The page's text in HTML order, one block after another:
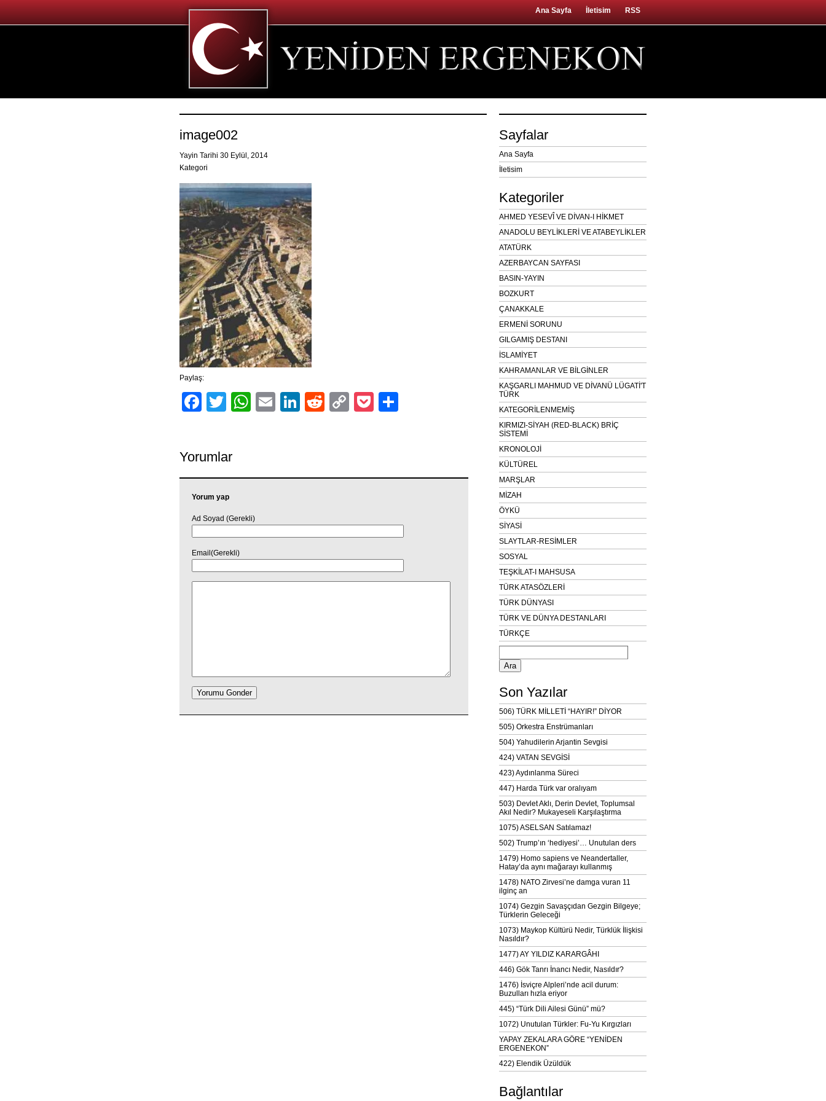
Ana Sayfa İletisim RSS
image002
Yayin Tarihi 30 Eylül, 2014
Kategori
Paylaş:
Facebook
TwitterWhatsApp
EmailLinkedIn
RedditCopyPocket
Yorumlar
Yorum yap
Ad Soyad (Gerekli)
Email(Gerekli)
Sayfalar
Ana Sayfa
İletisim
Kategoriler
AHMED YESEVÎ VE DİVAN-I HİKMET
ANADOLU BEYLİKLERİ VE ATABEYLİKLER
ATATÜRK
AZERBAYCAN SAYFASI
BASIN-YAYIN
BOZKURT
ÇANAKKALE
ERMENİ SORUNU
GILGAMIŞ DESTANI
İSLAMİYET
KAHRAMANLAR VE BİLGİNLER
KAŞGARLI MAHMUD VE DİVANÜ LÜGATİ'T
TÜRK
KATEGORİLENMEMİŞ
KIRMIZI-SİYAH (RED-BLACK) BRİÇ
SİSTEMİ
KRONOLOJİ
KÜLTÜREL
MARŞLAR
MİZAH
ÖYKÜ
SİYASİ
SLAYTLAR-RESİMLER
SOSYAL
TEŞKİLAT-I MAHSUSA
TÜRK ATASÖZLERİ
TÜRK DÜNYASI
TÜRK VE DÜNYA DESTANLARI
TÜRKÇE
Arama:
Son Yazılar
506) TÜRK MİLLETİ “HAYIR!” DİYOR
505) Orkestra Enstrümanları
504) Yahudilerin Arjantin Sevgisi
424) VATAN SEVGİSİ
423) Aydınlanma Süreci
447) Harda Türk var oralıyam
503) Devlet Aklı, Derin Devlet, Toplumsal
Akıl Nedir? Mukayeseli Karşılaştırma
1075) ASELSAN Satılamaz!
502) Trump’ın ‘hediyesi’… Unutulan ders
1479) Homo sapiens ve Neandertaller,
Hatay’da aynı mağarayı kullanmış
1478) NATO Zirvesi’ne damga vuran 11
ilginç an
1074) Gezgin Savaşçıdan Gezgin Bilgeye;
Türklerin Geleceği
1073) Maykop Kültürü Nedir, Türklük İlişkisi
Nasıldır?
1477) AY YILDIZ KARARGÂHI
446) Gök Tanrı İnancı Nedir, Nasıldır?
1476) İsviçre Alpleri’nde acil durum:
Buzulları hızla eriyor
445) “Türk Dili Ailesi Günü” mü?
1072) Unutulan Türkler: Fu-Yu Kırgızları
YAPAY ZEKALARA GÖRE “YENİDEN
ERGENEKON”
422) Elendik Üzüldük
Bağlantılar